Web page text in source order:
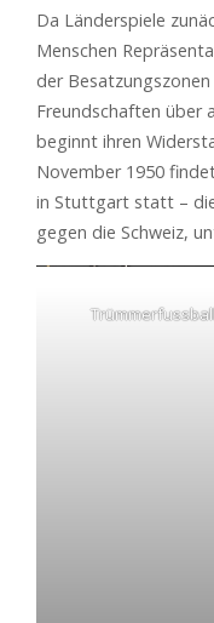
Da Länderspiele
Menschen
der
Freundschaften über
beginnt ihren
November 1950
in Stuttgart statt –
gegen die Schweiz,